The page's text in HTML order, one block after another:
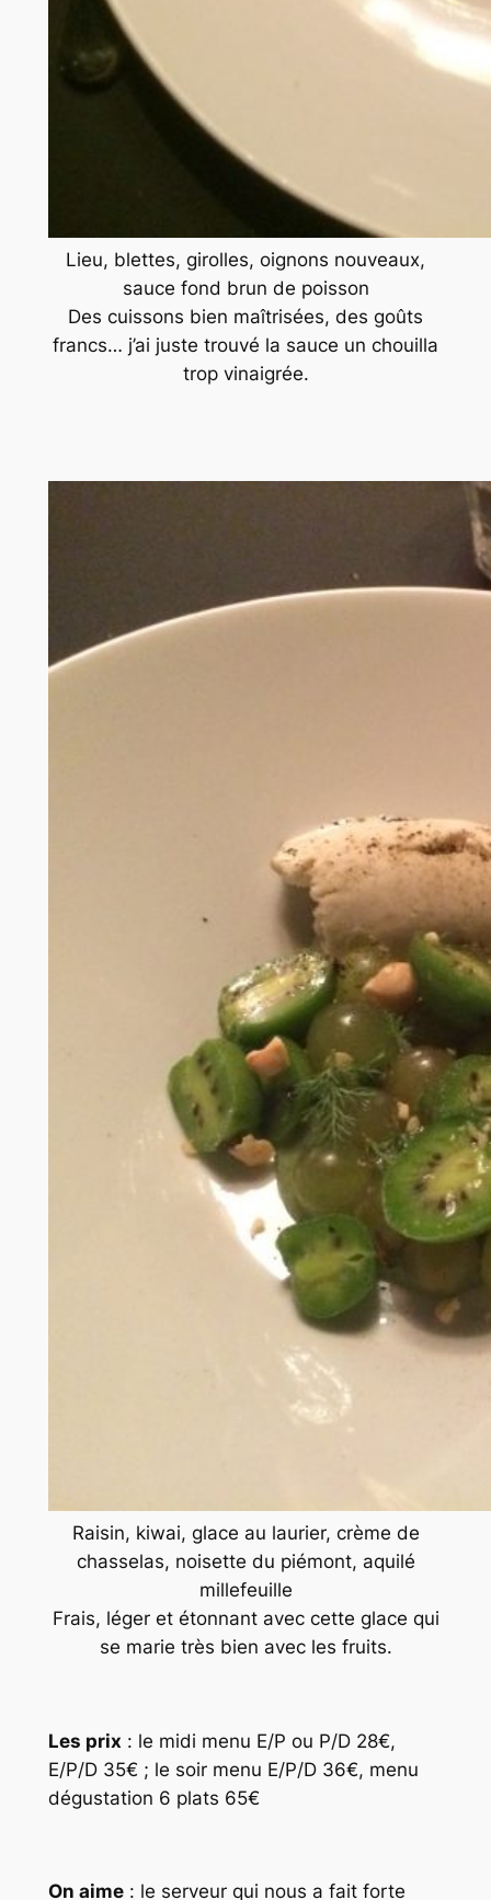
Lieu, blettes, girolles, oignons nouveaux,
sauce fond brun de poisson
Des cuissons bien maîtrisées, des goûts
francs… j’ai juste trouvé la sauce un chouilla
trop vinaigrée.
Raisin, kiwai, glace au laurier, crème de
chasselas, noisette du piémont, aquilé
millefeuille
Frais, léger et étonnant avec cette glace qui
se marie très bien avec les fruits.
Les prix : le midi menu E/P ou P/D 28€,
E/P/D 35€ ; le soir menu E/P/D 36€, menu
dégustation 6 plats 65€
On aime: le serveur qui nous a fait forte